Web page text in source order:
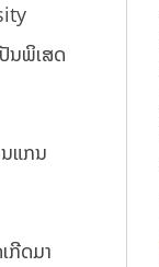
ນພິເສດ
ແກນ
ກີດມາ